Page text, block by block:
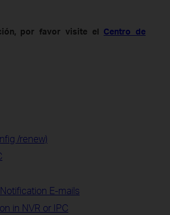
por favor visite el Centro de
/renew)
E-mails
in NVR or IPC